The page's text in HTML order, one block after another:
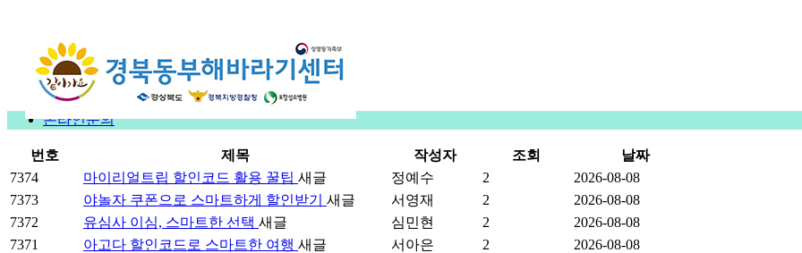
온라인문의
번호 제목 작성자 조회
날짜
7374
마이리얼트립 할인코드 활용 꿀팁 새글 정예수 2
2026-08-08
7373
야놀자 쿠폰으로 스마트하게 할인받기 새글 서영재 2
2026-08-08
7372
유심사 이심, 스마트한 선택 새글 심민현 2
2026-08-08
7371
아고다 할인코드로 스마트한 여행 새글 서아은 2
2026-08-08